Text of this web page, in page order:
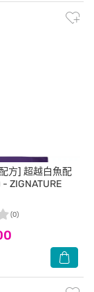
方] 超越白魚配
ZIGNATURE
(0)